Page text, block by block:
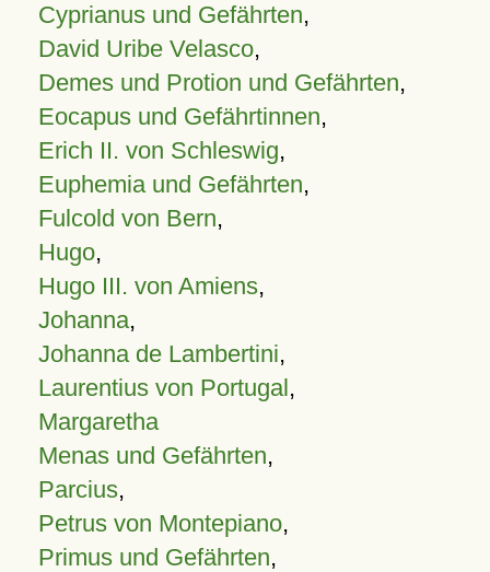
Cyprianus und Gefährten,
David Uribe Velasco,
Demes und Protion und Gefährten,
Eocapus und Gefährtinnen,
Erich II. von Schleswig,
Euphemia und Gefährten,
Fulcold von Bern,
Hugo,
Hugo III. von Amiens,
Johanna,
Johanna de Lambertini,
Laurentius von Portugal,
Margaretha
Menas und Gefährten,
Parcius,
Petrus von Montepiano,
Primus und Gefährten,